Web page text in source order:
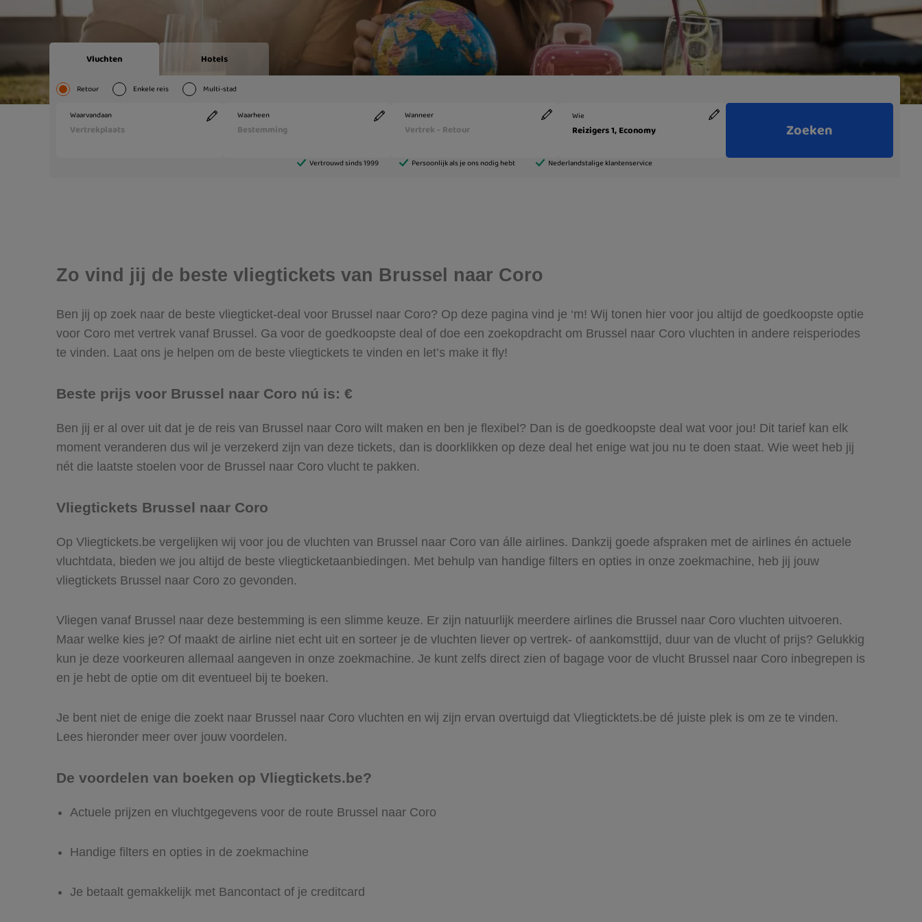
Zo vind jij de beste vliegtickets van Brussel naar Coro
Ben jij op zoek naar de beste vliegticket-deal voor Brussel naar Coro? Op deze pagina vind je ‘m! Wij tonen hier voor jou altijd de goedkoopste optie
voor Coro met vertrek vanaf Brussel. Ga voor de goedkoopste deal of doe een zoekopdracht om Brussel naar Coro vluchten in andere reisperiodes
te vinden. Laat ons je helpen om de beste vliegtickets te vinden en let’s make it fly!
Beste prijs voor Brussel naar Coro nú is: €
Ben jij er al over uit dat je de reis van Brussel naar Coro wilt maken en ben je flexibel? Dan is de goedkoopste deal wat voor jou! Dit tarief kan elk
moment veranderen dus wil je verzekerd zijn van deze tickets, dan is doorklikken op deze deal het enige wat jou nu te doen staat. Wie weet heb jij
nét die laatste stoelen voor de Brussel naar Coro vlucht te pakken.
Vliegtickets Brussel naar Coro
Op Vliegtickets.be vergelijken wij voor jou de vluchten van Brussel naar Coro van álle airlines. Dankzij goede afspraken met de airlines én actuele
vluchtdata, bieden we jou altijd de beste vliegticketaanbiedingen. Met behulp van handige filters en opties in onze zoekmachine, heb jij jouw
vliegtickets Brussel naar Coro zo gevonden.
Vliegen vanaf Brussel naar deze bestemming is een slimme keuze. Er zijn natuurlijk meerdere airlines die Brussel naar Coro vluchten uitvoeren.
Maar welke kies je? Of maakt de airline niet echt uit en sorteer je de vluchten liever op vertrek- of aankomsttijd, duur van de vlucht of prijs? Gelukkig
kun je deze voorkeuren allemaal aangeven in onze zoekmachine. Je kunt zelfs direct zien of bagage voor de vlucht Brussel naar Coro inbegrepen is
en je hebt de optie om dit eventueel bij te boeken.
Je bent niet de enige die zoekt naar Brussel naar Coro vluchten en wij zijn ervan overtuigd dat Vliegticktets.be dé juiste plek is om ze te vinden.
Lees hieronder meer over jouw voordelen.
De voordelen van boeken op Vliegtickets.be?
Actuele prijzen en vluchtgegevens voor de route Brussel naar Coro
Handige filters en opties in de zoekmachine
Je betaalt gemakkelijk met Bancontact of je creditcard